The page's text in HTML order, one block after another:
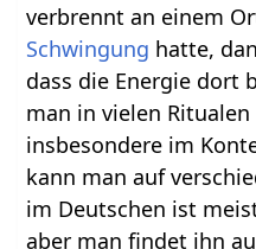
verbrennt an einem
Schwingung hatte,
dass die Energie dort
man in vielen
insbesondere im
kann man auf
im Deutschen ist
aber man findet ihn